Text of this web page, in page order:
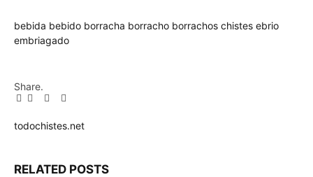
bebida bebido borracha borracho borrachos chistes ebrio
embriagado
Share.
Facebook
TwitterPinterest
LinkedIn
Tumblr
Email
todochistes.net
RELATED POSTS